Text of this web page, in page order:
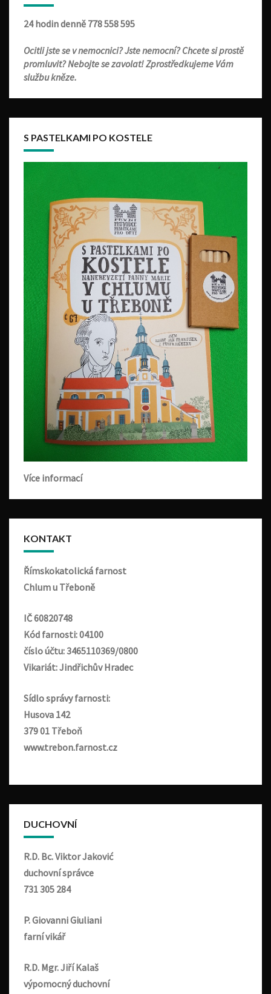
24 hodin denně 778 558 595
Ocitli jste se v nemocnici? Jste nemocní? Chcete si prostě
promluvit? Nebojte se zavolat! Zprostředkujeme Vám
službu kněze.
S PASTELKAMI PO KOSTELE
Více informací
KONTAKT
Římskokatolická farnost
Chlum u Třeboně
IČ 60820748
Kód farnosti: 04100
číslo účtu: 3465110369/0800
Vikariát: Jindřichův Hradec
Sídlo správy farnosti:
Husova 142
379 01 Třeboň
www.trebon.farnost.cz
DUCHOVNÍ
R.D. Bc. Viktor Jaković
duchovní správce
731 305 284
P. Giovanni Giuliani
farní vikář
R.D. Mgr. Jiří Kalaš
výpomocný duchovní